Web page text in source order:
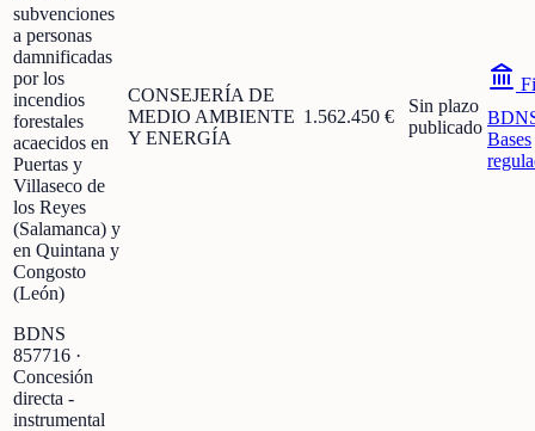
subvenciones
a personas
damnificadas
por los
incendios
forestales
acaecidos en
Puertas y
Villaseco de
los Reyes
(Salamanca) y
en Quintana y
Congosto
(León)
BDNS
857716 ·
Concesión
directa -
instrumental
CONSEJERÍA DE
MEDIO AMBIENTE
Y ENERGÍA
1.562.450 €
Sin plazo
publicado
Bases